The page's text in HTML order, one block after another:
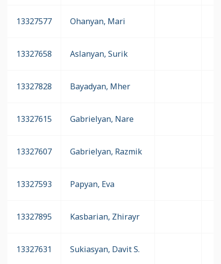
13327577 Ohanyan, Mari
13327658 Aslanyan, Surik
13327828 Bayadyan, Mher
13327615 Gabrielyan, Nare
13327607 Gabrielyan, Razmik
13327593 Papyan, Eva
13327895 Kasbarian, Zhirayr
13327631 Sukiasyan, Davit S.